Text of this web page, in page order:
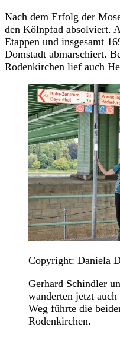
Nach dem Erfolg der
den Kölnpfad absolviert.
Etappen und insgesamt
Domstadt abmarschiert.
Rodenkirchen lief auch
Copyright: Daniela
Gerhard Schindler
wanderten jetzt
Weg führte die
Rodenkirchen.